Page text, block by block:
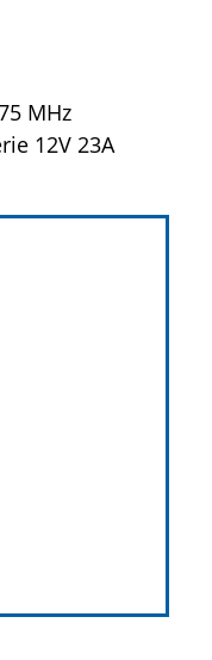
MHz
12V 23A